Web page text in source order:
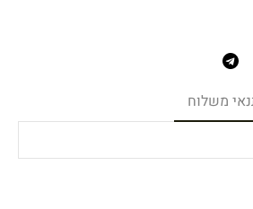
משלוח